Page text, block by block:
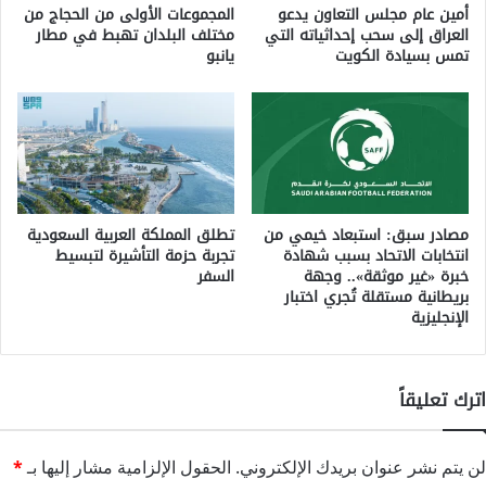
أمين عام مجلس التعاون يدعو
العراق إلى سحب إحداثياته ​​التي
تمس بسيادة الكويت
المجموعات الأولى من الحجاج من
مختلف البلدان تهبط في مطار
يانبو
مصادر سبق: استبعاد خيمي من
انتخابات الاتحاد بسبب شهادة
خبرة «غير موثقة».. وجهة
بريطانية مستقلة تُجري اختبار
الإنجليزية
تطلق المملكة العربية السعودية
تجربة حزمة التأشيرة لتبسيط
السفر
اترك تعليقاً
لن يتم نشر عنوان بريدك الإلكتروني. الحقول الإلزامية مشار إليها بـ*